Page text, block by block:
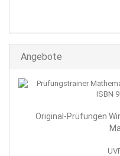
Angebote
Original-Prüfungen